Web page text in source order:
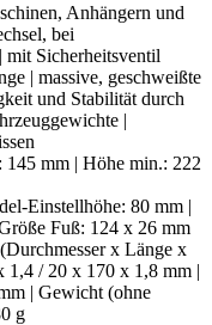
Anhängern und
bei
mit Sicherheitsventil
| massive, geschweißte
und Stabilität durch
|
mm | Höhe min.: 222
Einstellhöhe: 80 mm |
Fuß: 124 x 26 mm
x Länge x
/ 20 x 170 x 1,8 mm |
| Gewicht (ohne
g